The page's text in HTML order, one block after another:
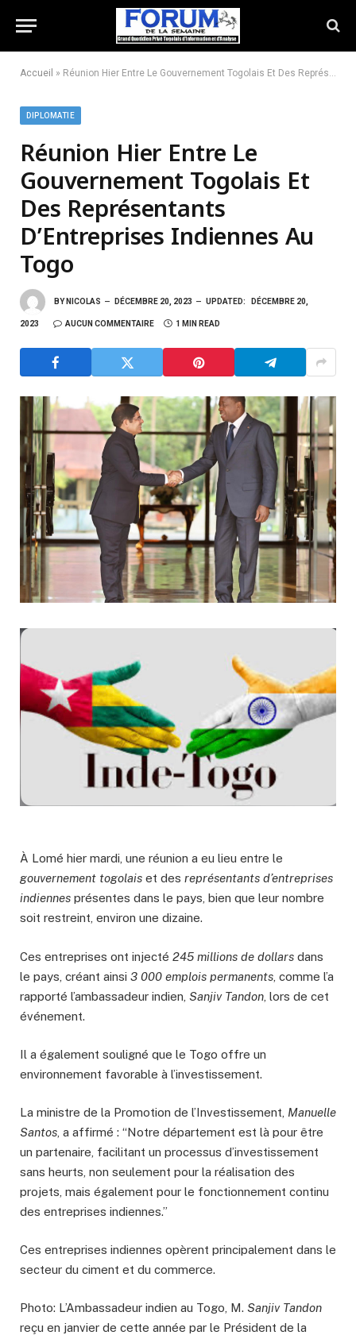
Accueil » Réunion Hier Entre Le Gouvernement Togolais Et Des Représentants D’Entreprises Indiennes Au Togo
DIPLOMATIE
Réunion Hier Entre Le
Gouvernement Togolais Et
Des Représentants
D’Entreprises Indiennes Au
Togo
BY NICOLAS DÉCEMBRE 20, 2023 UPDATED: DÉCEMBRE 20,
2023 AUCUN COMMENTAIRE 1 MIN READ
À Lomé hier mardi, une réunion a eu lieu entre le
gouvernement togolais et des représentants d’entreprises
indiennes présentes dans le pays, bien que leur nombre
soit restreint, environ une dizaine.
Ces entreprises ont injecté 245 millions de dollars dans
le pays, créant ainsi 3 000 emplois permanents , comme l’a
rapporté l’ambassadeur indien, Sanjiv Tandon , lors de cet
événement.
Il a également souligné que le Togo offre un
environnement favorable à l’investissement.
La ministre de la Promotion de l’Investissement, Manuelle
Santos , a affirmé : “Notre département est là pour être
un partenaire, facilitant un processus d’investissement
sans heurts, non seulement pour la réalisation des
projets, mais également pour le fonctionnement continu
des entreprises indiennes.”
Ces entreprises indiennes opèrent principalement dans le
secteur du ciment et du commerce.
Photo: L’Ambassadeur indien au Togo, M. Sanjiv Tandon
reçu en janvier de cette année par le Président de la